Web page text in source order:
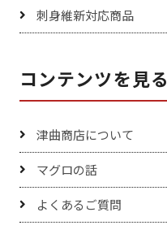
刺身維新対応商品
コンテンツを見る
津曲商店について
マグロの話
よくあるご質問